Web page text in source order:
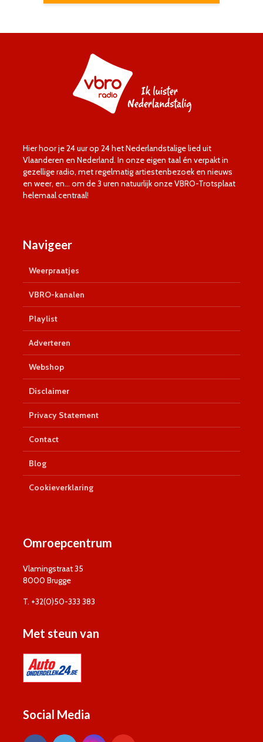
Hier hoor je 24 uur op 24 het Nederlandstalige lied uit
Vlaanderen en Nederland. In onze eigen taal én verpakt in
gezellige radio, met regelmatig artiestenbezoek en nieuws
en weer, en… om de 3 uren natuurlijk onze VBRO-Trotsplaat
helemaal centraal!
Navigeer
Weerpraatjes
VBRO-kanalen
Playlist
Adverteren
Webshop
Disclaimer
Privacy Statement
Contact
Blog
Cookieverklaring
Omroepcentrum
Vlamingstraat 35
8000 Brugge
T. +32(0)50-333 383
Met steun van
Social Media